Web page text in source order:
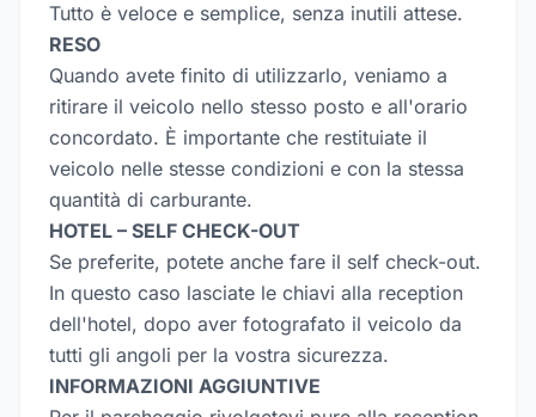
Tutto è veloce e semplice, senza inutili attese.
RESO
Quando avete finito di utilizzarlo, veniamo a
ritirare il veicolo nello stesso posto e all'orario
concordato. È importante che restituiate il
veicolo nelle stesse condizioni e con la stessa
quantità di carburante.
HOTEL – SELF CHECK-OUT
Se preferite, potete anche fare il self check-out.
In questo caso lasciate le chiavi alla reception
dell'hotel, dopo aver fotografato il veicolo da
tutti gli angoli per la vostra sicurezza.
INFORMAZIONI AGGIUNTIVE